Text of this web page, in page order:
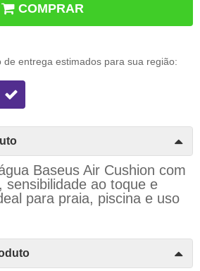
COMPRAR
entrega estimados para sua região:
Baseus Air Cushion com
sensibilidade ao toque e
para praia, piscina e uso